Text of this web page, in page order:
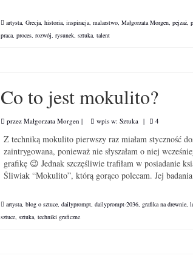
artysta,Grecja,historia,inspiracja,malarstwo,Małgorzata Morgen,pejzaż,
praca,proces,rozwój,rysunek,sztuka,talent
Co to jest mokulito?
przezMałgorzata Morgen | wpis w:Sztuka | 4
Z techniką mokulito pierwszy raz miałam styczność
zaintrygowana, ponieważ nie słyszałam o niej
grafikę 😉 Jednak szczęśliwie trafiłam w posiadanie
Śliwiak “Mokulito”, którą gorąco polecam. Jej
artysta,blog o sztuce,dailyprompt,dailyprompt-2036,grafika na drewnie,
sztuce,sztuka,techniki graficzne